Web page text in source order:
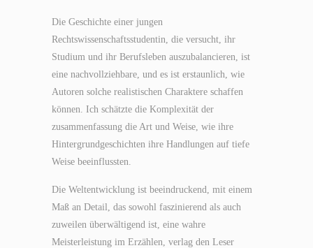
Die Geschichte einer jungen
Rechtswissenschaftsstudentin, die versucht, ihr
Studium und ihr Berufsleben auszubalancieren, ist
eine nachvollziehbare, und es ist erstaunlich, wie
Autoren solche realistischen Charaktere schaffen
können. Ich schätzte die Komplexität der
zusammenfassung die Art und Weise, wie ihre
Hintergrundgeschichten ihre Handlungen auf tiefe
Weise beeinflussten.
Die Weltentwicklung ist beeindruckend, mit einem
Maß an Detail, das sowohl faszinierend als auch
zuweilen überwältigend ist, eine wahre
Meisterleistung im Erzählen, verlag den Leser